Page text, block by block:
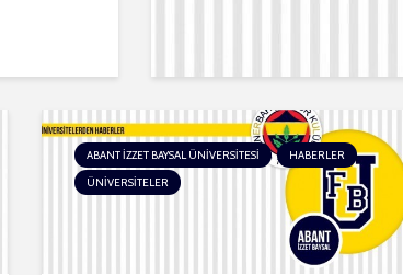
ABANT İZZET BAYSAL ÜNİVERSİTESİ
HABERLER
ÜNİVERSİTELER